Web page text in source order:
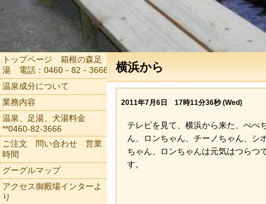
横浜から
2011年7月6日 17時11分36秒 (Wed)
テレビを見て、横浜から来た、ぺぺ
ん、ロンちゃん、チーノちゃん、シ
ちゃん、ロンちゃんは元気はつらつ
す。
トップページ 箱根の森足
湯 電話：0460－82－3666
温泉成分について
業務内容
温泉、足湯、犬湯料金
**0460-82-3666
ご注文 問い合わせ 営業
時間
グーグルマップ
アクセス御殿場インターよ
り